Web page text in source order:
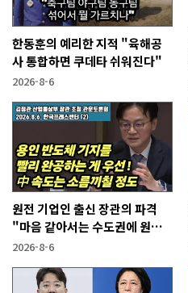
한동훈의 예리한 지적 "육해공
사 통합하면 쿠데타 쉬워진다"
2026-8-6
원전 기업인 출신 장관의 파격
"마음 같아서는 수도권에 원전
짓고싶다"
2026-8-6